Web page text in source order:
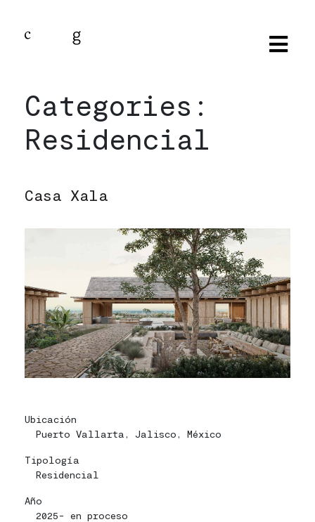
Categories:
Residencial
Casa Xala
Ubicación
Puerto Vallarta, Jalisco, México
Tipología
Residencial
Año
2025- en proceso